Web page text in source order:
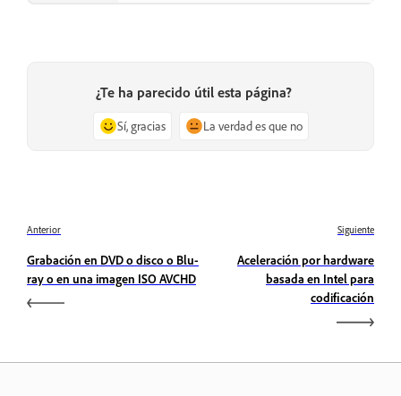
¿Te ha parecido útil esta página?
Sí, gracias La verdad es que no
Anterior
Grabación en DVD o disco o Blu-
ray o en una imagen ISO AVCHD
Siguiente
Aceleración por hardware
basada en Intel para
codificación